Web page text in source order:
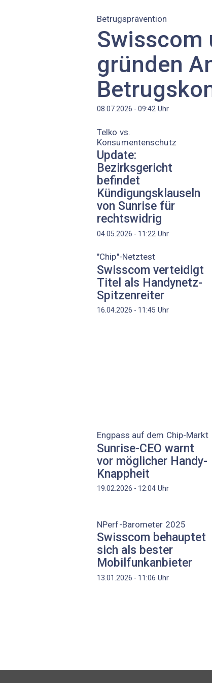
Betrugsprävention
Swisscom
gründen
08.07.2026 - 09:42 Uhr
Telko vs.
Konsumentenschutz
Update:
Bezirksgericht
befindet
Kündigungsklauseln
von Sunrise für
rechtswidrig
04.05.2026 - 11:22 Uhr
"Chip"-Netztest
Swisscom verteidigt
Titel als Handynetz-
Spitzenreiter
16.04.2026 - 11:45 Uhr
Engpass auf dem Chip-Markt
Sunrise-CEO warnt
vor möglicher Handy-
Knappheit
19.02.2026 - 12:04 Uhr
NPerf-Barometer 2025
Swisscom behauptet
sich als bester
Mobilfunkanbieter
13.01.2026 - 11:06 Uhr